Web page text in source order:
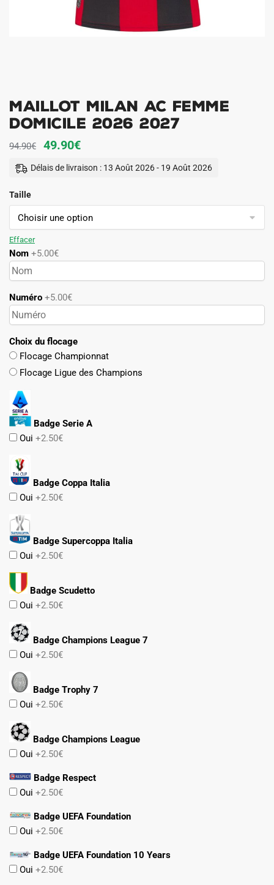
Maillot Milan AC Femme
Domicile 2026 2027
94.90€
Le
prix
94.90€.
49.90€Le
prix
49.90€.
Délais de livraison : 13 Août 2026 - 19 Août 2026
Taille
Effacer
Nom +5.00€
Numéro +5.00€
Choix du flocage
Flocage Championnat
Flocage Ligue des Champions
Badge Serie A
Oui +2.50€
Badge Coppa Italia
Oui +2.50€
Badge Supercoppa Italia
Oui +2.50€
Badge Scudetto
Oui +2.50€
Badge Champions League 7
Oui +2.50€
Badge Trophy 7
Oui +2.50€
Badge Champions League
Oui +2.50€
Badge Respect
Oui +2.50€
Badge UEFA Foundation
Oui +2.50€
Badge UEFA Foundation 10 Years
Oui +2.50€